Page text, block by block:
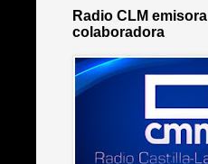
Radio CLM emisora
colaboradora